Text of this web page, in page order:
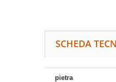
SCHEDA
pietra